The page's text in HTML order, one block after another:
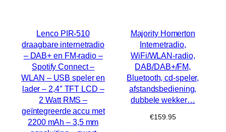
Lenco PIR-510
draagbare internetradio
– DAB+ en FM-radio –
Spotify Connect –
WLAN – USB speler en
lader – 2,4″ TFT LCD –
2 Watt RMS –
geïntegreerde accu met
2200 mAh – 3,5 mm
Majority Homerton
Internetradio,
WiFi/WLAN-radio,
DAB/DAB+/FM,
Bluetooth, cd-speler,
afstandsbediening,
dubbele wekker…
€159.95